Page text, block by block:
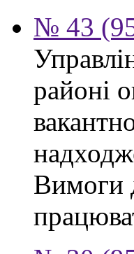
№ 43
районі
Вимоги